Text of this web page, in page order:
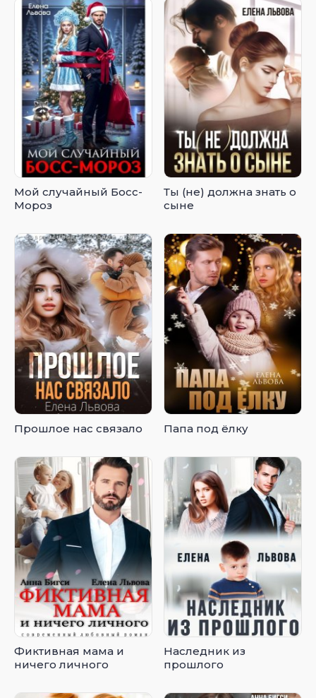
Мой случайный Босс-
Мороз
Ты (не) должна знать о
сыне
Прошлое нас связало Папа под ёлку
Фиктивная мама и
ничего личного
Наследник из
прошлого